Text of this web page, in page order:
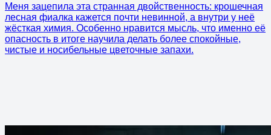
Меня зацепила эта странная двойственность: крошечная
лесная фиалка кажется почти невинной, а внутри у неё
жёсткая химия. Особенно нравится мысль, что именно её
опасность в итоге научила делать более спокойные,
чистые и носибельные цветочные запахи.